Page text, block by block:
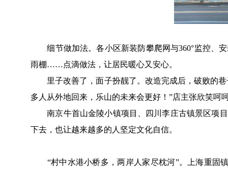
细节做加法。各小区新装防攀爬网与360°监控、安
雨棚……点滴做法，让居民暖心又安心。
里子改善了，面子扮靓了。改造完成后，破败的巷
多人从外地回来，乐山的未来会更好！”店主张欣笑呵
南京牛首山金陵小镇项目、四川李庄古镇景区项目
下去，也让越来越多的人坚定文化自信。
“村中水港小桥多，两岸人家尽枕河”。上海重固镇